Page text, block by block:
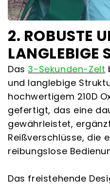
2. ROBUSTE
LANGLEBIGE
Das 3-Sekunden-Zelt
und langlebige
hochwertigem 210D
gefertigt, das eine
gewährleistet,
Reißverschlüsse, die
reibungslose
Das freistehende